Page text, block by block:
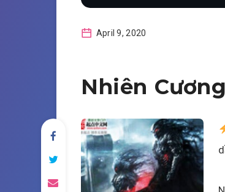
April 9, 2020
Nhiên